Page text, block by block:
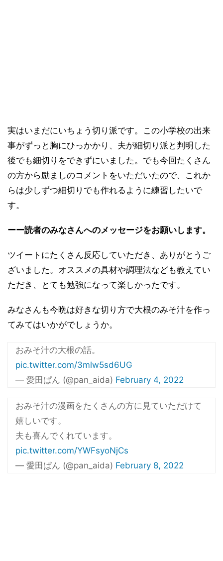
実はいまだにいちょう切り派です。この小学校の出来
事がずっと胸にひっかかり、夫が細切り派と判明した
後でも細切りをできずにいました。でも今回たくさん
の方から励ましのコメントをいただいたので、これか
らは少しずつ細切りでも作れるように練習したいで
す。
ーー読者のみなさんへのメッセージをお願いします。
ツイートにたくさん反応していただき、ありがとうご
ざいました。オススメの具材や調理法なども教えてい
ただき、とても勉強になって楽しかったです。
みなさんも今晩は好きな切り方で大根のみそ汁を作っ
てみてはいかがでしょうか。
おみそ汁の大根の話。
pic.twitter.com/3mlw5sd6UG
— 愛田ぱん (@pan_aida) February 4, 2022
おみそ汁の漫画をたくさんの方に見ていただけて
嬉しいです。
夫も喜んでくれています。
pic.twitter.com/YWFsyoNjCs
— 愛田ぱん (@pan_aida) February 8, 2022